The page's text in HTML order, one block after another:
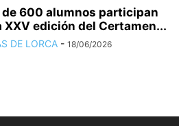
de 600 alumnos participan
XXV edición del Certamen...
DE LORCA - 18/06/2026